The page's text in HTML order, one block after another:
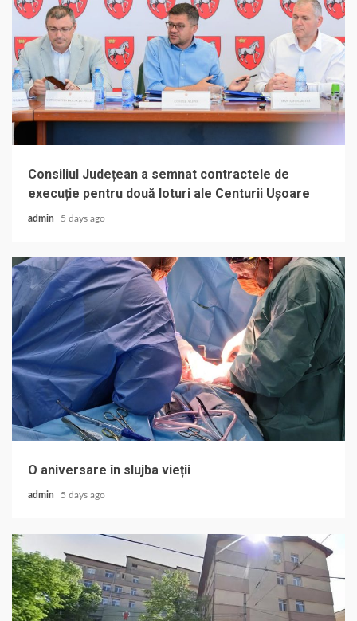
Consiliul Județean a semnat contractele de
execuție pentru două loturi ale Centurii Ușoare
admin 5 days ago
O aniversare în slujba vieții
admin 5 days ago